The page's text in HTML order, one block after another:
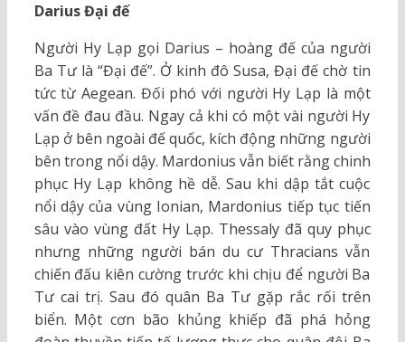
Darius Đại đế
Người Hy Lạp gọi Darius – hoàng đế của người
Ba Tư là “Đại đế”. Ở kinh đô Susa, Đại đế chờ tin
tức từ Aegean. Đối phó với người Hy Lạp là một
vấn đề đau đầu. Ngay cả khi có một vài người Hy
Lạp ở bên ngoài đế quốc, kích động những người
bên trong nổi dậy. Mardonius vẫn biết rằng chinh
phục Hy Lạp không hề dễ. Sau khi dập tắt cuộc
nổi dậy của vùng Ionian, Mardonius tiếp tục tiến
sâu vào vùng đất Hy Lạp. Thessaly đã quy phục
nhưng những người bán du cư Thracians vẫn
chiến đấu kiên cường trước khi chịu để người Ba
Tư cai trị. Sau đó quân Ba Tư gặp rắc rối trên
biển. Một cơn bão khủng khiếp đã phá hỏng